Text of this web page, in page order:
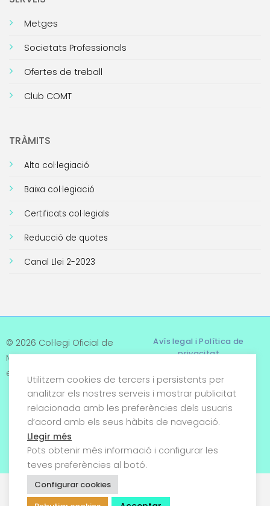
Metges
Societats Professionals
Ofertes de treball
Club COMT
TRÀMITS
Alta col·legiació
Baixa col·legiació
Certificats col·legials
Reducció de quotes
Canal Llei 2-2023
© 2026 Col·legi Oficial de
Metges de Tarragona. Tots
els drets reservats
Avís legal i Política de
privacitat
Termes i condicions
Política de cookies
Utilitzem cookies de tercers i persistents per
analitzar els nostres serveis i mostrar publicitat
relacionada amb les preferències dels usuaris
d’acord amb els seus hàbits de navegació.
Llegir més
Pots obtenir més informació i configurar les
teves preferències al botó.
Configurar cookies